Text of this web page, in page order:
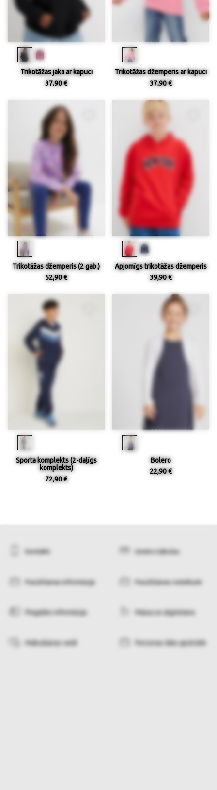
Trikotāžas jaka ar kapuci
37,90 €
Trikotāžas džemperis ar kapuci
37,90 €
Trikotāžas džemperis (2 gab.)
52,90 €
Apjomīgs trikotāžas džemperis
39,90 €
Sporta komplekts (2-daļīgs
komplekts)
72,90 €
Bolero
22,90 €
Kontakti Izmēru tabulas
Pasūtīšanas informācija Pasūtīšanas noteikumi
Piegādes informācija Maiņa un atgriešana
Maksāšanas veidi Personas datu apstrāde